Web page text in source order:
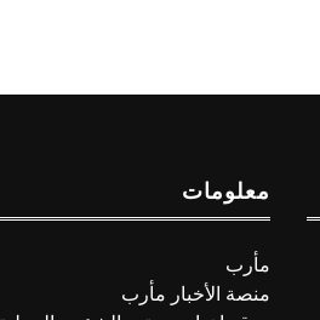
معلومات
مأرب
منصة الأخبار مأرب